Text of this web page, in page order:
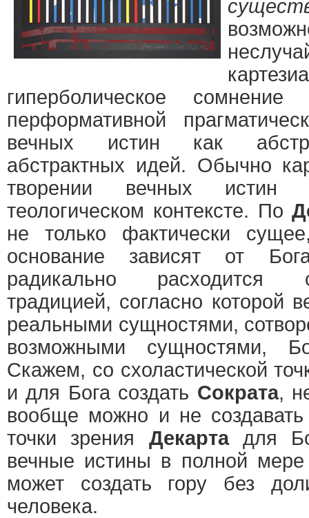
гиперболическое
перформативной
вечных истин как
абстрактных идей. Обычно
творении вечных истин
теологическом контексте. По
не только фактически
основание зависят от
радикально расходится
традицией, согласно которой
реальными сущностями,
возможными сущностями,
Скажем, со схоластической
и для Бога создать Сократа,
вообще можно и не
точки зрения Декартадля
вечные истины в полной мере
может создать гору без
человека.